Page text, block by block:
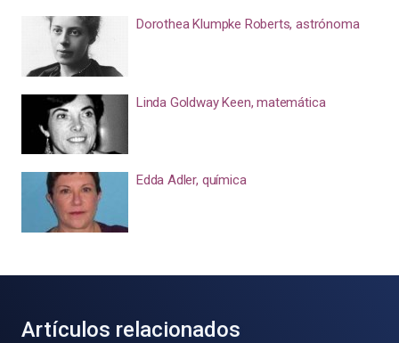
Dorothea Klumpke Roberts, astrónoma
Linda Goldway Keen, matemática
Edda Adler, química
Artículos relacionados